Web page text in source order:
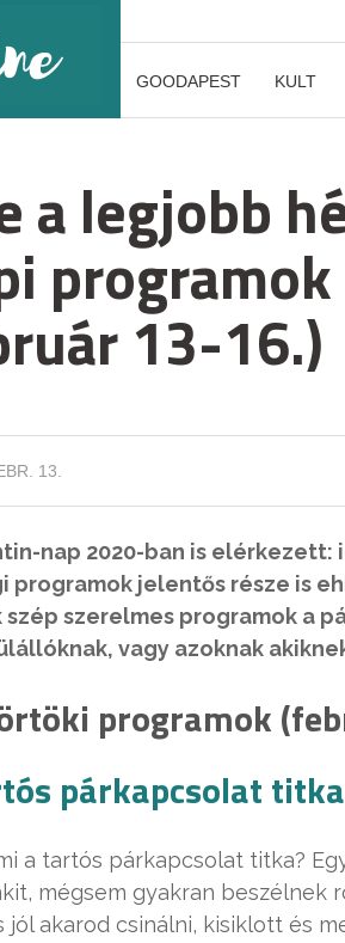
GOODAPEST KULT
a legjobb
13-16.)
13.
nap 2020-ban is
programok jelentős része is
szép szerelmes programok a
vagy azoknak
programok
párkapcsolat titka
a tartós párkapcsolat titka?
mégsem gyakran beszélnek
jól akarod csinálni, kisiklott és